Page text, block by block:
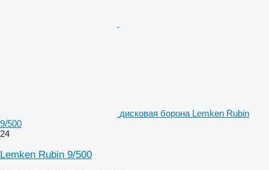
дисковая борона Lemken Rubin
9/500
24
Lemken Rubin 9/500